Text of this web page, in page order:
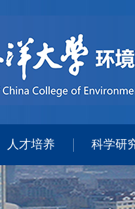
人才培养 科学研